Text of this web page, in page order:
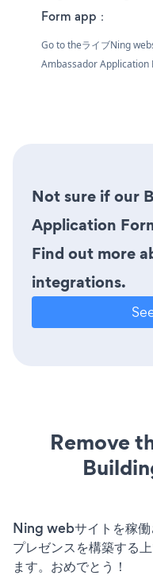
Form app：
Go to theライブNing
Ambassador Application
Not sure if our
Application
Find out more
integrations.
Remove
Ning webサイトを稼働
プレゼンスを構築する
ます。おめでとう！